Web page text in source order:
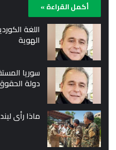
أكمل القراءة »
اللغة
الهوية
سوريا
دولة
ماذا رأى